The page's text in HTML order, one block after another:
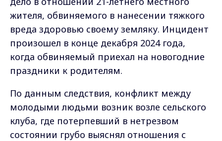
жителя, обвиняемого в нанесении тяжкого
вреда здоровью своему земляку. Инцидент
произошел в конце декабря 2024 года,
когда обвиняемый приехал на новогодние
праздники к родителям.
По данным следствия, конфликт между
молодыми людьми возник возле сельского
клуба, где потерпевший в нетрезвом
состоянии грубо выяснял отношения с